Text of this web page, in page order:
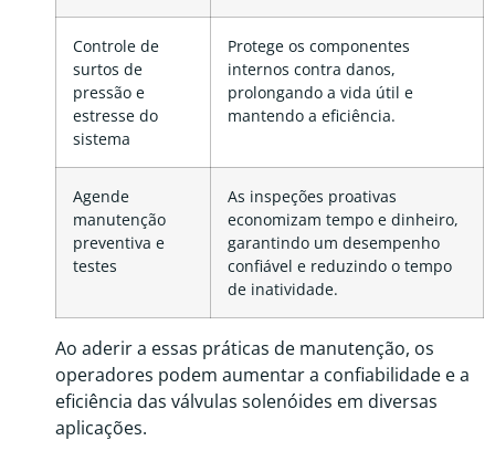
Controle de
surtos de
pressão e
estresse do
sistema
Protege os componentes
internos contra danos,
prolongando a vida útil e
mantendo a eficiência.
Agende
manutenção
preventiva e
testes
As inspeções proativas
economizam tempo e dinheiro,
garantindo um desempenho
confiável e reduzindo o tempo
de inatividade.
Ao aderir a essas práticas de manutenção, os
operadores podem aumentar a confiabilidade e a
eficiência das válvulas solenóides em diversas
aplicações.